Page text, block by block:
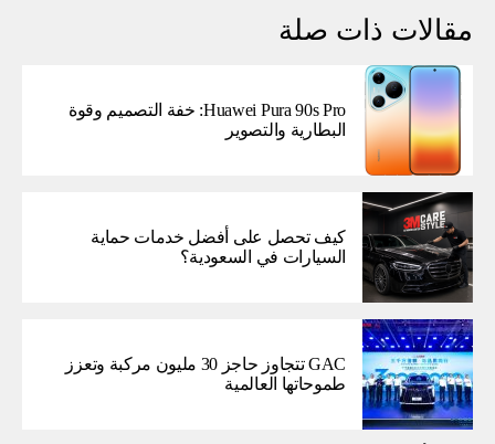
مقالات ذات صلة
Huawei Pura 90s Pro: خفة التصميم وقوة
البطارية والتصوير
كيف تحصل على أفضل خدمات حماية
السيارات في السعودية؟
GAC تتجاوز حاجز 30 مليون مركبة وتعزز
طموحاتها العالمية